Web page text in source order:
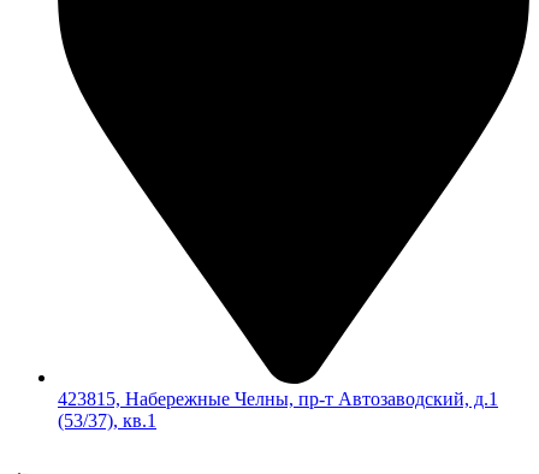
423815, Набережные Челны, пр-т Автозаводский, д.1
(53/37), кв.1